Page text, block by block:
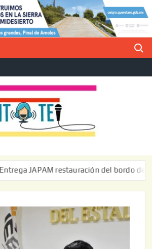
restauración del bordo de